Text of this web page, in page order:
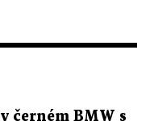
černém BMW s